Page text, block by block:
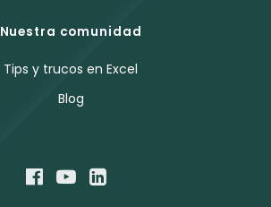
Nuestra comunidad
Tips y trucos en Excel
Blog